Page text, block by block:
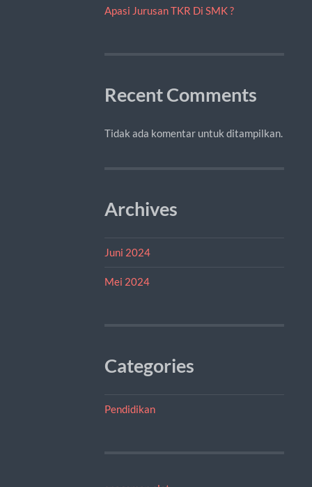
Apasi Jurusan TKR Di SMK ?
Recent Comments
Tidak ada komentar untuk ditampilkan.
Archives
Juni 2024
Mei 2024
Categories
Pendidikan